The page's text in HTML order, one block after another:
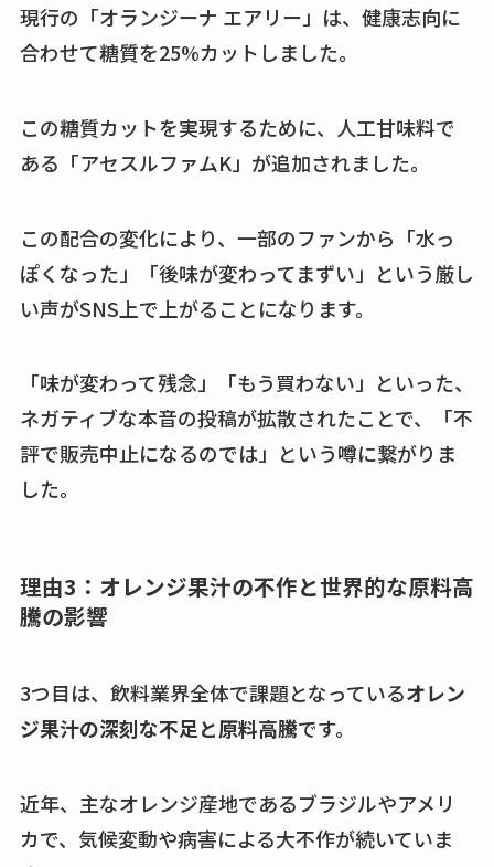
現行の「オランジーナ エアリー」は、健康志向に
合わせて糖質を25%カットしました。
この糖質カットを実現するために、人工甘味料で
ある「アセスルファムK」が追加されました。
この配合の変化により、一部のファンから「水っ
ぽくなった」「後味が変わってまずい」という厳し
い声がSNS上で上がることになります。
「味が変わって残念」「もう買わない」といった、
ネガティブな本音の投稿が拡散されたことで、「不
評で販売中止になるのでは」という噂に繋がりま
した。
理由3：オレンジ果汁の不作と世界的な原料高
騰の影響
3つ目は、飲料業界全体で課題となっているオレン
ジ果汁の深刻な不足と原料高騰です。
近年、主なオレンジ産地であるブラジルやアメリ
カで、気候変動や病害による大不作が続いていま